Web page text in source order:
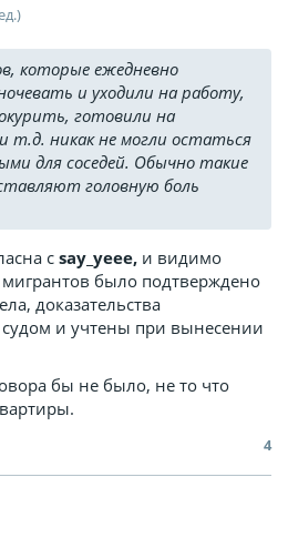
которые ежедневно
и уходили на работу,
готовили на
т.д. никак не могли остаться
для соседей. Обычно такие
головную боль
с say_yeee, и видимо
было подтверждено
доказательства
судом и учтены при вынесении
бы не было, не то что
4